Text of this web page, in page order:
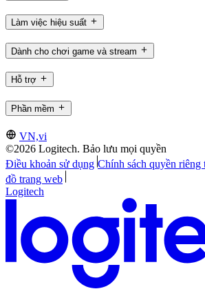
Làm việc hiệu suất
Dành cho chơi game và stream
Hỗ trợ
Phần mềm
VN,vi
©2026 Logitech. Bảo lưu mọi quyền
Điều khoản sử dụng Chính sách quyền riêng
đồ trang web
Logitech